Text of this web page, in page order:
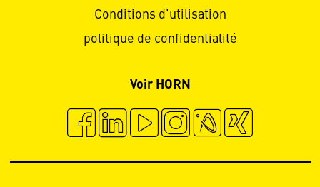
Conditions d'utilisation
politique de confidentialité
Voir HORN